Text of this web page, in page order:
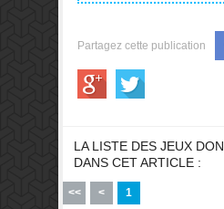
Partagez cette publication
LA LISTE DES JEUX
DANS CET ARTICLE :
<< < 1